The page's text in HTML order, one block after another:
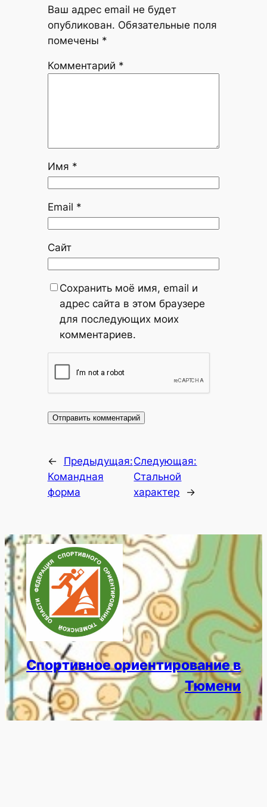
Ваш адрес email не будет
опубликован. Обязательные поля
помечены *
Комментарий *
Имя *
Email *
Сайт
Сохранить моё имя, email и
адрес сайта в этом браузере
для последующих моих
комментариев.
←
Предыдущая:
Командная
форма
Следующая:
Стальной
характер
→
Спортивное ориентирование в
Тюмени